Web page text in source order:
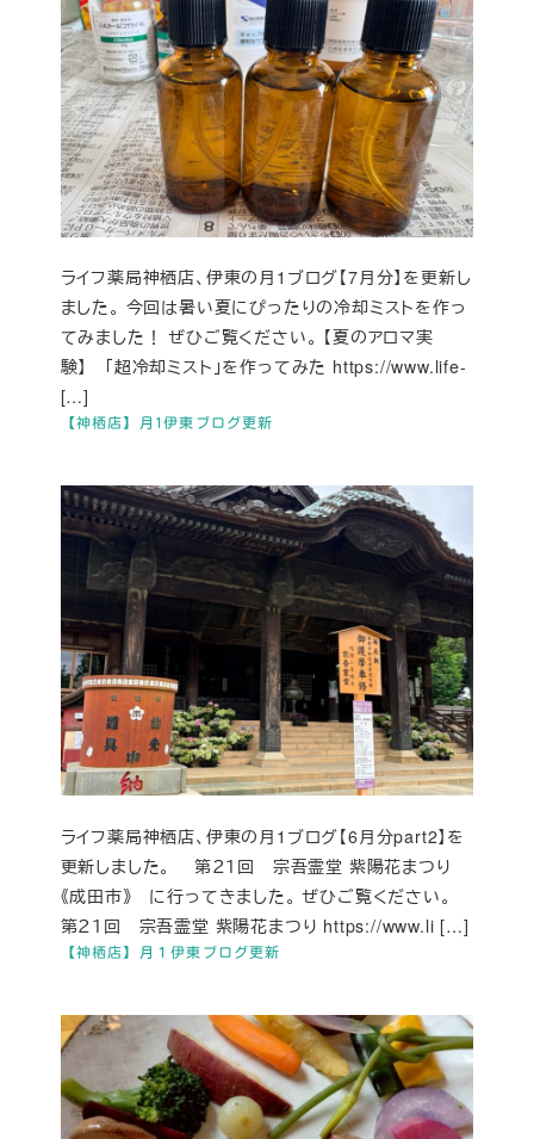
【神栖店】月1伊東ブログ更新
ライフ薬局神栖店、伊東の月1ブログ【7月分】を更新し
ました。 今回は暑い夏にぴったりの冷却ミストを作っ
てみました！ ぜひご覧ください。 【夏のアロマ実
験】 「超冷却ミスト」を作ってみた https://www.life-
[…]
【神栖店】月１伊東ブログ更新
ライフ薬局神栖店、伊東の月1ブログ【6月分part2】を
更新しました。 第２１回 宗吾霊堂 紫陽花まつり
《成田市》 に行ってきました。 ぜひご覧ください。
第２１回 宗吾霊堂 紫陽花まつり https://www.li […]